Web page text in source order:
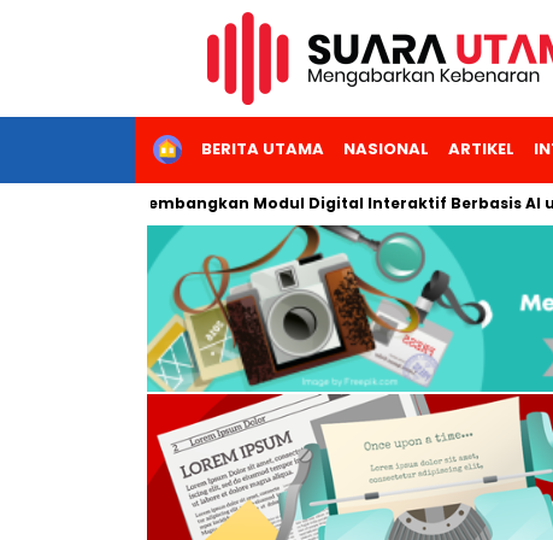
HOMEBERITA UTAMA NASIONAL ARTIKEL
Jakarta Kembangkan Modul Digital Interaktif Berbasis AI untuk